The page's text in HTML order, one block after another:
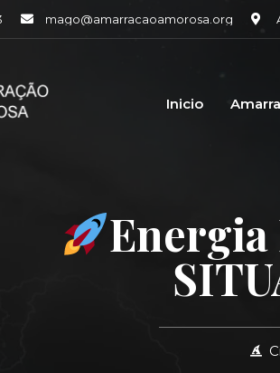
mago@amarracaoamorosa.org
Inicio
Energia